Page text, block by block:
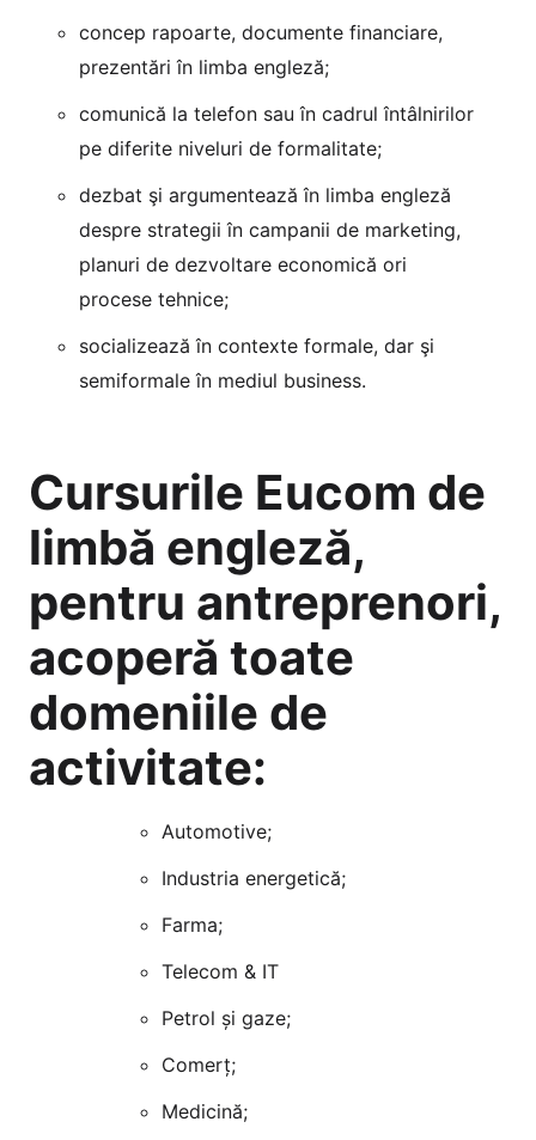
concep rapoarte, documente financiare,
prezentări în limba engleză;
comunică la telefon sau în cadrul întâlnirilor
pe diferite niveluri de formalitate;
dezbat şi argumentează în limba engleză
despre strategii în campanii de marketing,
planuri de dezvoltare economică ori
procese tehnice;
socializează în contexte formale, dar şi
semiformale în mediul business.
Cursurile Eucom de
limbă engleză,
pentru antreprenori,
acoperă toate
domeniile de
activitate:
Automotive;
Industria energetică;
Farma;
Telecom & IT
Petrol și gaze;
Comerț;
Medicină;